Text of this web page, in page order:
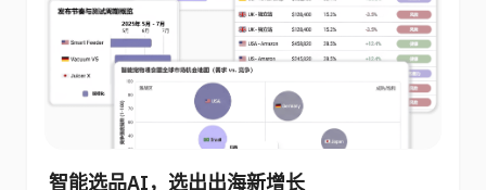
智能选品AI，选出出海新增长